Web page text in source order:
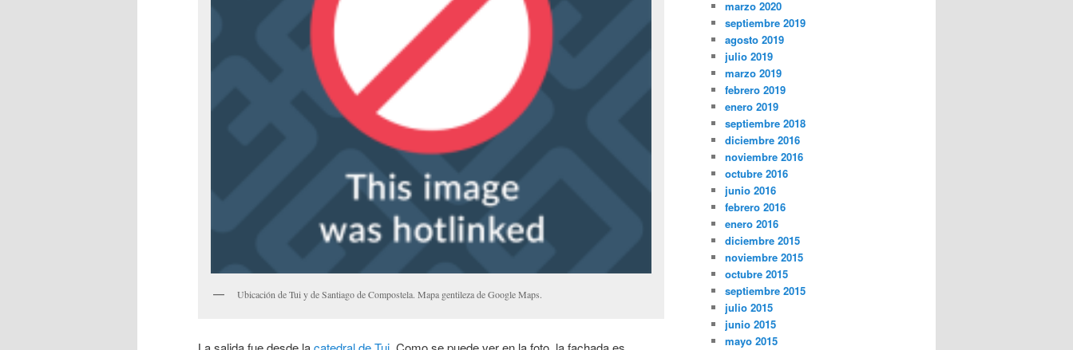
Ubicación de Tui y de Santiago de Compostela. Mapa gentileza de Google Maps.
marzo 2020
septiembre 2019
agosto 2019
julio 2019
marzo 2019
febrero 2019
enero 2019
septiembre 2018
diciembre 2016
noviembre 2016
octubre 2016
junio 2016
febrero 2016
enero 2016
diciembre 2015
noviembre 2015
octubre 2015
septiembre 2015
julio 2015
junio 2015
mayo 2015